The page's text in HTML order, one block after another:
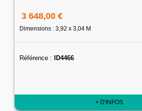
3 648,00 €
Dimensions : 3,92 x 3,04 M
Référence : ID4466
+ D'INFOS